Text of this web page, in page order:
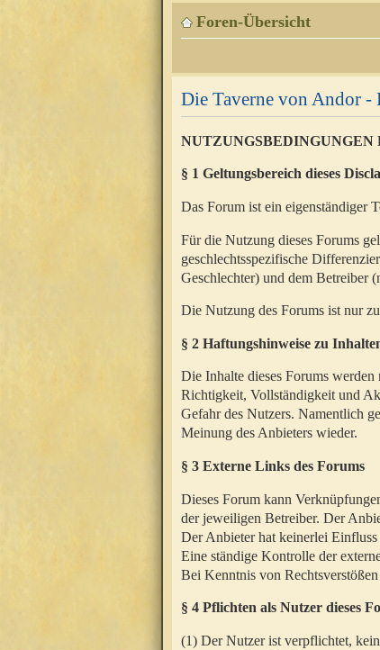
Foren-Übersicht
Die Taverne von Andor -
NUTZUNGSBEDINGUNGEN
§ 1 Geltungsbereich dieses
Das Forum ist ein eigenständiger
Für die Nutzung dieses Forums
geschlechtsspezifische
Geschlechter) und dem Betreiber
Die Nutzung des Forums ist nur
§ 2 Haftungshinweise zu
Die Inhalte dieses Forums
Richtigkeit, Vollständigkeit und
Gefahr des Nutzers. Namentlich
Meinung des Anbieters wieder.
§ 3 Externe Links des Forums
Dieses Forum kann
der jeweiligen Betreiber. Der
Der Anbieter hat keinerlei
Eine ständige Kontrolle der
Bei Kenntnis von
§ 4 Pflichten als Nutzer dieses
(1) Der Nutzer ist verpflichtet,